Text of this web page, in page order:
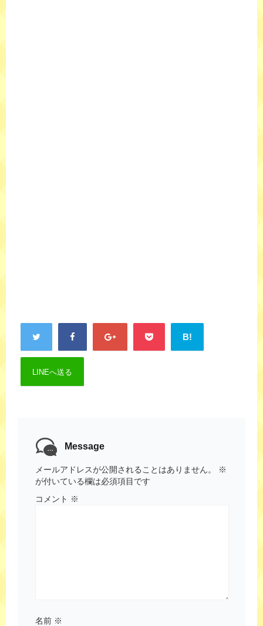
B!
LINEへ送る
Message
メールアドレスが公開されることはありません。
※
が付いている欄は必須項目です
コメント ※
名前 ※